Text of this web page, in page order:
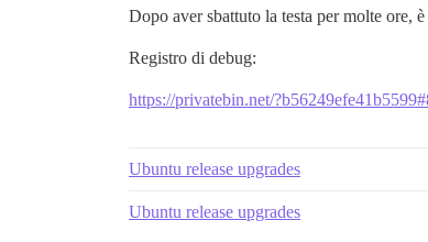
Dopo aver sbattuto la testa per molte ore,
Registro di debug:
https://privatebin.net/
Ubuntu release upgrades
Ubuntu release upgrades